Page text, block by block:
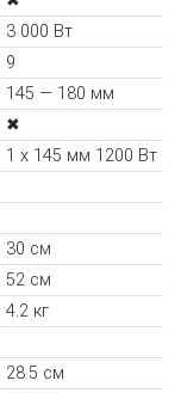
3 000 Вт
9
145 — 180 мм
✖
1 x 145 мм 1200 Вт
30 см
52 см
4.2 кг
28.5 см